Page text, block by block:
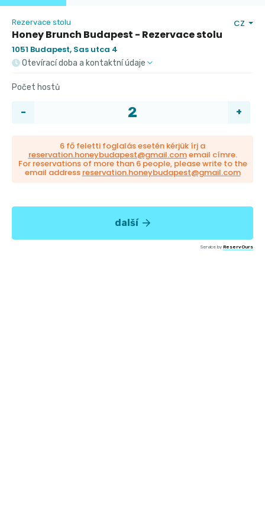
Rezervace stolu CZ
Honey Brunch Budapest - Rezervace stolu
1051 Budapest, Sas utca 4
Otevírací doba a kontaktní údaje
Počet hostů
6 fő feletti foglalás esetén kérjük írj a
reservation.honeybudapest@gmail.comemail címre.
For reservations of more than 6 people, please write to the
email address reservation.honeybudapest@gmail.com
další
Service by ReservOurs